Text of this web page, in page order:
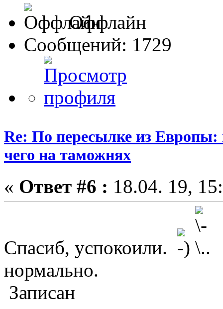
Оффлайн
Сообщений: 1729
Re: По пересылке из Европы:
чего на таможнях
« Ответ #6 : 18.04. 19,
Спасиб, успокоили.
нормально.
Записан